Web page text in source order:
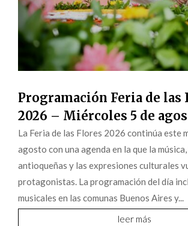
Programación Feria de las
2026 – Miércoles 5 de
La Feria de las Flores 2026 continúa este
agosto con una agenda en la que la
antioqueñas y las expresiones culturales
protagonistas. La programación del día
musicales en las comunas Buenos Aires y...
leer más